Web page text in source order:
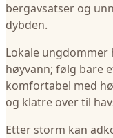
bergavsatser og
dybden.
Lokale ungdommer
høyvann; følg bare
komfortabel med
og klatre over til
Etter storm kan